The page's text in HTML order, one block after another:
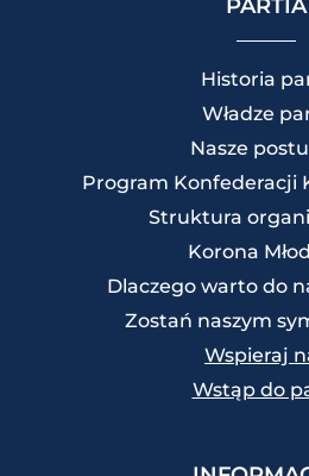
PARTIA
Historia
Władze
Nasze
Program Konfederacji
Struktura
Korona
Dlaczego warto do
Zostań naszym
Wspieraj
Wstąp do